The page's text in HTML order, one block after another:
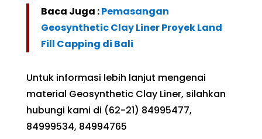
Baca Juga :Pemasangan
Geosynthetic Clay Liner Proyek Land
Fill Capping di Bali
Untuk informasi lebih lanjut mengenai
material Geosynthetic Clay Liner, silahkan
hubungi kami di (62-21) 84995477,
84999534, 84994765